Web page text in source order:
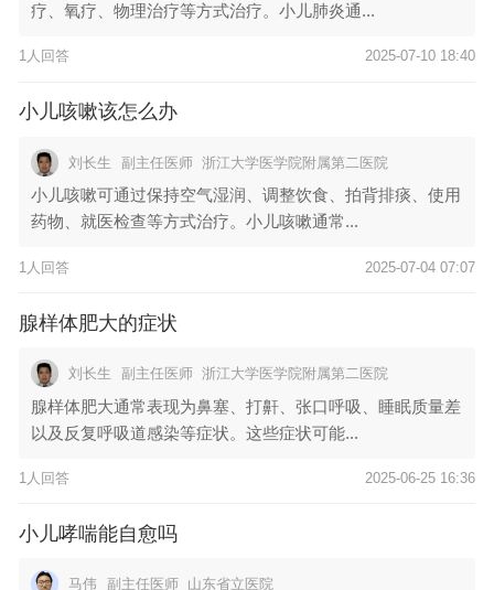
疗、氧疗、物理治疗等方式治疗。小儿肺炎通...
1人回答 2025-07-10 18:40
小儿咳嗽该怎么办
刘长生 副主任医师 浙江大学医学院附属第二医院
小儿咳嗽可通过保持空气湿润、调整饮食、拍背排痰、使用
药物、就医检查等方式治疗。小儿咳嗽通常...
1人回答 2025-07-04 07:07
腺样体肥大的症状
刘长生 副主任医师 浙江大学医学院附属第二医院
腺样体肥大通常表现为鼻塞、打鼾、张口呼吸、睡眠质量差
以及反复呼吸道感染等症状。这些症状可能...
1人回答 2025-06-25 16:36
小儿哮喘能自愈吗
马伟 副主任医师 山东省立医院